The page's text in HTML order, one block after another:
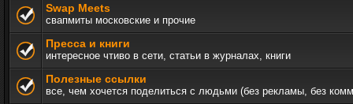
Swap Meets
свапмиты московские и прочие
Пресса и книги
интересное чтиво в сети, статьи в журналах, книги
Полезные ссылки
все, чем хочется поделиться с людьми (без рекламы, без